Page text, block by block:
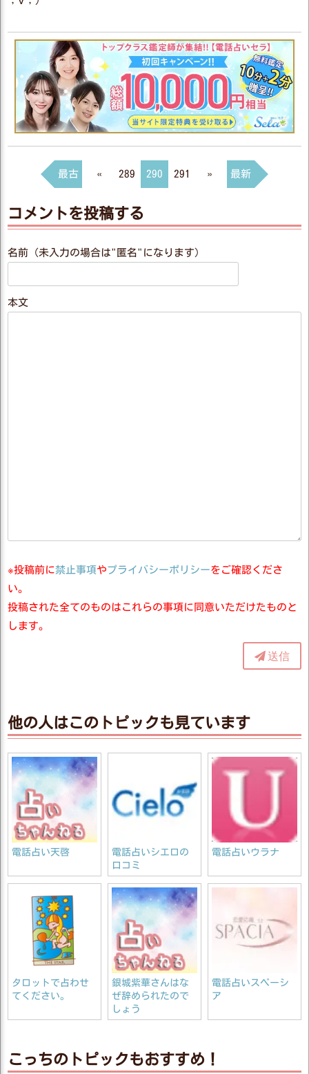
最古 « 289 290 291 » 最新
コメントを投稿する
名前（未入力の場合は"匿名"になります）
本文
※投稿前に禁止事項やプライバシーポリシーをご確認くださ
い。
投稿された全てのものはこれらの事項に同意いただけたものと
します。
送信
他の人はこのトピックも見ています
電話占い天啓
電話占いシエロの
口コミ
電話占いウラナ
タロットで占わせ
てください。
銀城紫華さんはな
ぜ辞められたので
しょう
電話占いスペーシ
ア
こっちのトピックもおすすめ！